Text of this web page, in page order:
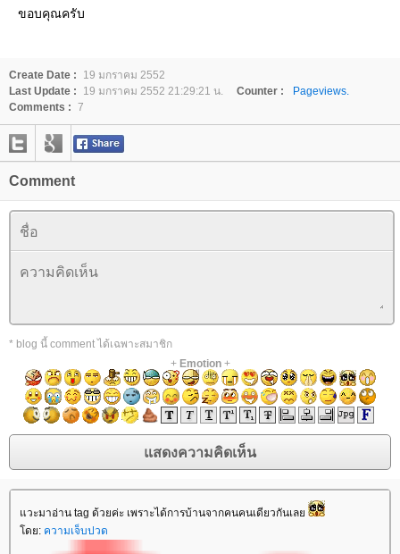
ขอบคุณครับ
Create Date :
19 มกราคม 2552
Last Update :
19 มกราคม 2552 21:29:21 น. Counter :
Pageviews.
Comments : 7
Comment
* blog นี้ comment ได้เฉพาะสมาชิก
+ Emotion+
แวะมาอ่าน tag ด้วยค่ะ เพราะได้การบ้านจากคนคนเดียวกันเลย
โดย: ความเจ็บปวด